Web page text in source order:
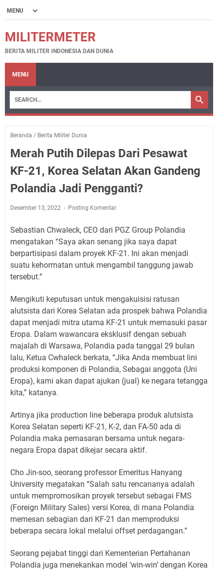
MILITERMETER
BERITA MILITER INDONESIA DAN DUNIA
MENU
Beranda / Berita Militer Dunia
Merah Putih Dilepas Dari Pesawat
KF-21, Korea Selatan Akan Gandeng
Polandia Jadi Pengganti?
Desember 13, 2022 Posting Komentar
Sebastian Chwaleck, CEO dari PGZ Group Polandia
mengatakan “Saya akan senang jika saya dapat
berpartisipasi dalam proyek KF-21. Ini akan menjadi
suatu kehormatan untuk mengambil tanggung jawab
tersebut.”
Mengikuti keputusan untuk mengakuisisi ratusan
alutsista dari Korea Selatan ada prospek bahwa Polandia
dapat menjadi mitra utama KF-21 untuk memasuki pasar
Eropa. Dalam wawancara eksklusif dengan sebuah
majalah di Warsawa, Polandia pada tanggal 29 bulan
lalu, Ketua Cwhaleck berkata, “Jika Anda membuat lini
produksi komponen di Polandia, Sebagai anggota (Uni
Eropa), kami akan dapat ajukan (jual) ke negara tetangga
kita,” katanya.
Artinya jika production line beberapa produk alutsista
Korea Selatan seperti KF-21, K-2, dan FA-50 ada di
Polandia maka pemasaran bersama untuk negara-
negara Eropa dapat dikejar secara aktif.
Cho Jin-soo, seorang professor Emeritus Hanyang
University megatakan “Salah satu rencananya adalah
untuk mempromosikan proyek tersebut sebagai FMS
(Foreign Military Sales) versi Korea, di mana Polandia
memesan sebagian dari KF-21 dan memproduksi
beberapa secara lokal melalui offset perdagangan.”
Seorang pejabat tinggi dari Kementerian Pertahanan
Polandia juga menekankan model ‘win-win’ dengan Korea